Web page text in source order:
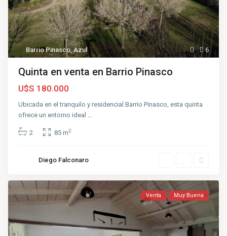
6
Barrio Pinasco,Azul
Quinta en venta en Barrio Pinasco
U$S 180.000
Ubicada en el tranquilo y residencial Barrio Pinasco, esta quinta
ofrece un entorno ideal
2 85 m2
Diego Falconaro
Venta Muy Buena